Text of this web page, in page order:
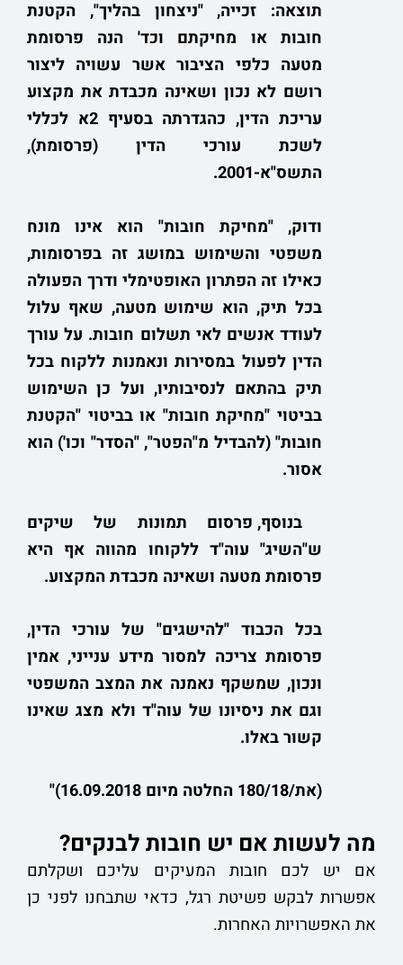
תוצאה: זכייה, "ניצחון בהליך", הקטנת
חובות או מחיקתם וכד' הנה פרסומת
מטעה כלפי הציבור אשר עשויה ליצור
רושם לא נכון ושאינה מכבדת את מקצוע
עריכת הדין, כהגדרתה בסעיף 2א לכללי
לשכת עורכי הדין (פרסומת),
התשס"א-2001.
ודוק, "מחיקת חובות" הוא אינו מונח
משפטי והשימוש במושג זה בפרסומות,
כאילו זה הפתרון האופטימלי ודרך הפעולה
בכל תיק, הוא שימוש מטעה, שאף עלול
לעודד אנשים לאי תשלום חובות. על עורך
הדין לפעול במסירות ונאמנות ללקוח בכל
תיק בהתאם לנסיבותיו, ועל כן השימוש
בביטוי "מחיקת חובות" או בביטוי "הקטנת
חובות" (להבדיל מ"הפטר", "הסדר" וכו') הוא
אסור.
בנוסף, פרסום תמונות של שיקים
ש"השיג" עוה"ד ללקוחו מהווה אף היא
פרסומת מטעה ושאינה מכבדת המקצוע.
בכל הכבוד "להישגים" של עורכי הדין,
פרסומת צריכה למסור מידע ענייני, אמין
ונכון, שמשקף נאמנה את המצב המשפטי
וגם את ניסיונו של עוה"ד ולא מצג שאינו
קשור באלו.
(את/180/18 החלטה מיום 16.09.2018)"
מה לעשות אם יש חובות לבנקים?
אם יש לכם חובות המעיקים עליכם ושקלתם
אפשרות לבקש פשיטת רגל, כדאי שתבחנו לפני כן
את האפשרויות האחרות.